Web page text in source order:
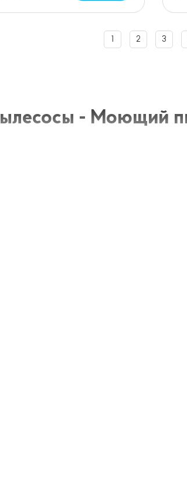
2 3
- Моющий
пылесос - это инновационное